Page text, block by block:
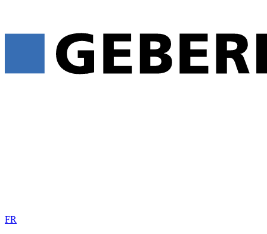
FR